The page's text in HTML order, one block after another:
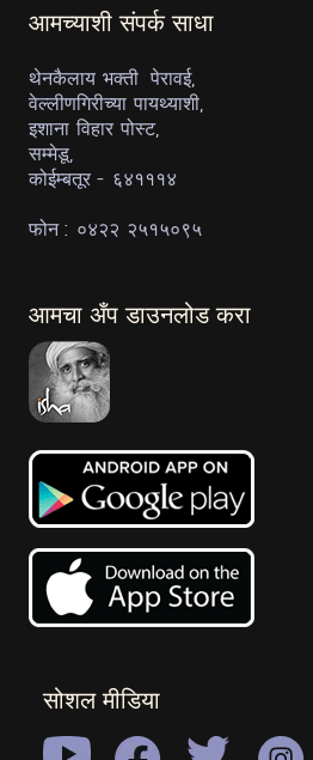
आमच्याशी संपर्क साधा
थेनकैलाय भक्ती पेरावई,
वेल्लीणगिरीच्या पायथ्याशी,
इशाना विहार पोस्ट,
सम्मेडू,
कोईम्बतूर - ६४१११४
फोन : ०४२२ २५१५०९५
आमचा अँप डाउनलोड करा
सोशल मीडिया